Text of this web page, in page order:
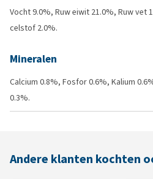
Vocht 9.0%, Ruw eiwit 21.0%, Ruw vet
celstof 2.0%.
Mineralen
Calcium 0.8%, Fosfor 0.6%, Kalium
0.3%.
Andere klanten kochten